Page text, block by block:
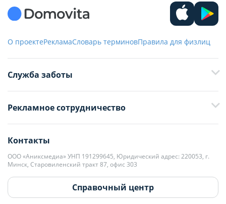
О проектеРекламаСловарь терминовПравила для физлиц
Служба заботы
+375 29 376-13-70
+375 33 376-13-70
editor@domovita.by
Мы принимаем звонки и отвечаем на письма в будние дни с 9:00 до
18:00.
Рекламное сотрудничество
+375 29 563-15-61 Кристина Филюта
kb@domovita.by
+375 29 179-11-28 Владислав Гладченко
vg@domovita.by
Контакты
ООО «Аниксмедиа» УНП 191299645, Юридический адрес: 220053, г.
Минск, Старовиленский тракт 87, офис 303
Справочный центр